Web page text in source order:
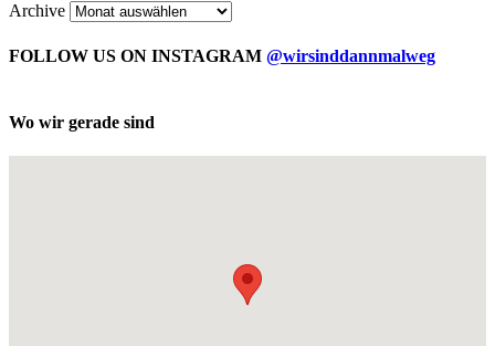
Archive
FOLLOW US ON INSTAGRAM @wirsinddannmalweg
Wo wir gerade sind